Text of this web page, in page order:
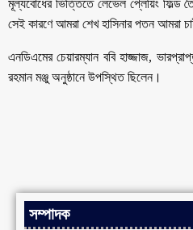
মূল্যবোধের ভিত্তিতে লেভেল প্লেয়িং ফিল্ড
সেই কারণে আমরা শেখ হাসিনার পতন আমরা
এনডিএমের চেয়ারম্যান ববি হাজ্জাজ,
রহমান মঞ্জু অনুষ্ঠানে উপস্থিত ছিলেন।
সম্পাদক